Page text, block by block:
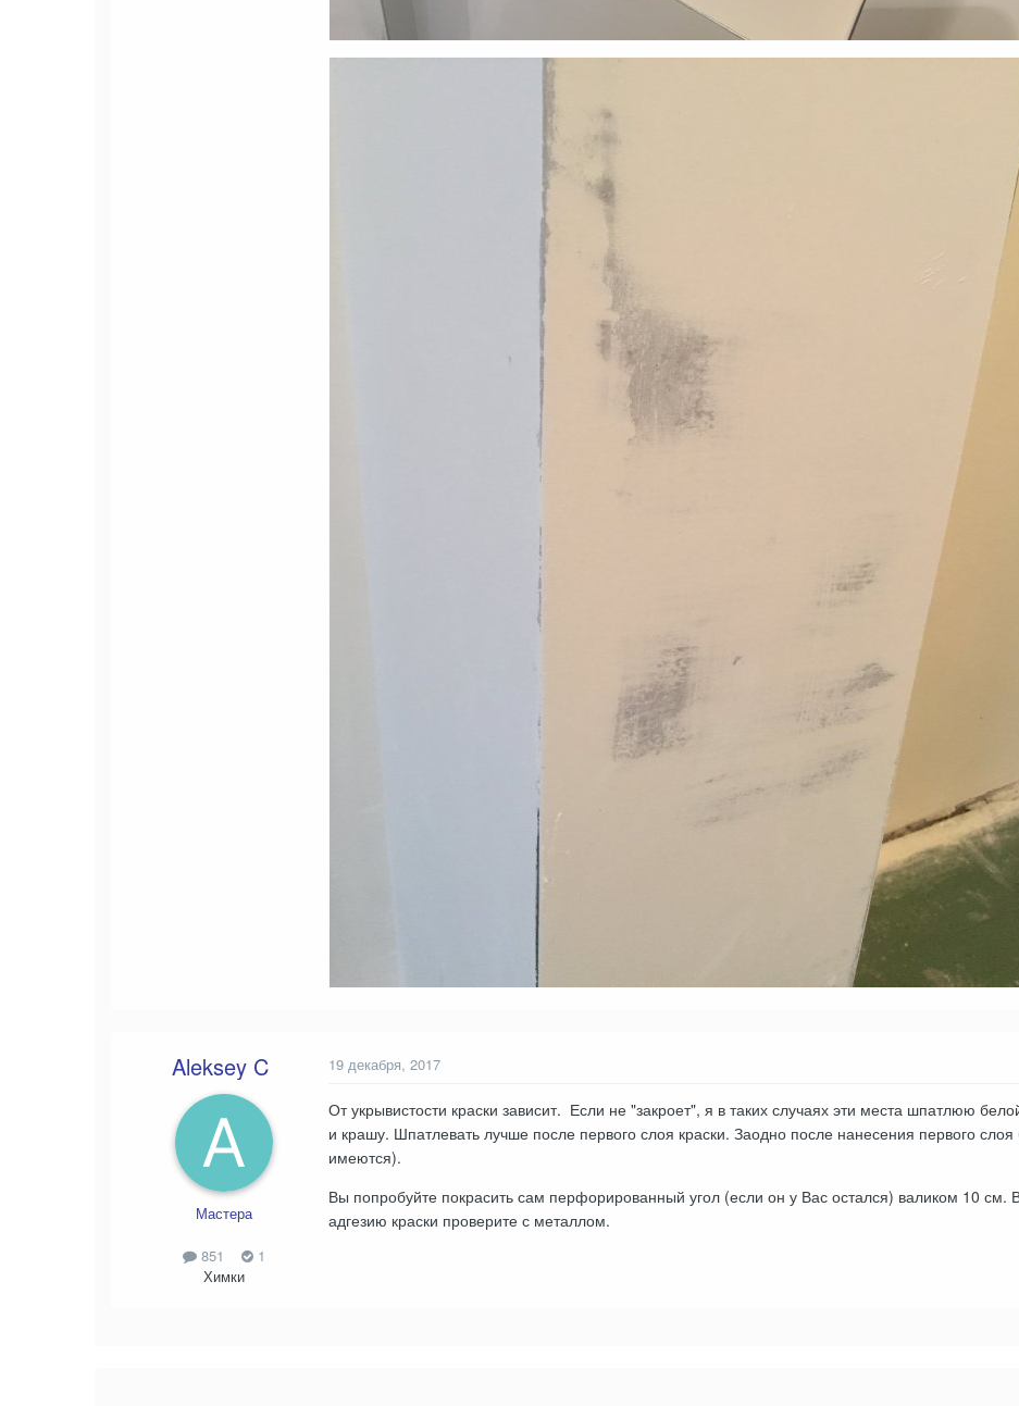
Aleksey C
Мастера
851
1
Химки
19 декабря, 2017
От укрывистости краски зависит. Если не "закроет", я в таких случаях эти места шпатлюю
и крашу. Шпатлевать лучше после первого слоя краски. Заодно после нанесения первого
имеются).
Вы попробуйте покрасить сам перфорированный угол (если он у Вас остался) валиком 10 см.
адгезию краски проверите с металлом.